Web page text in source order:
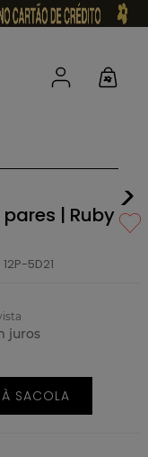
| Ruby
5D21
juros
SACOLA